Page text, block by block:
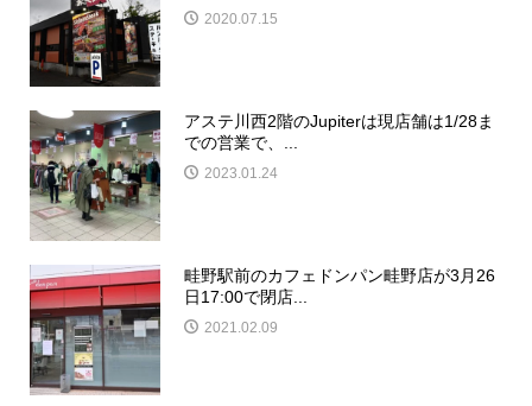
2020.07.15
アステ川西2階のJupiterは現店舗は1/28ま
での営業で、...
2023.01.24
畦野駅前のカフェドンパン畦野店が3月26
日17:00で閉店...
2021.02.09